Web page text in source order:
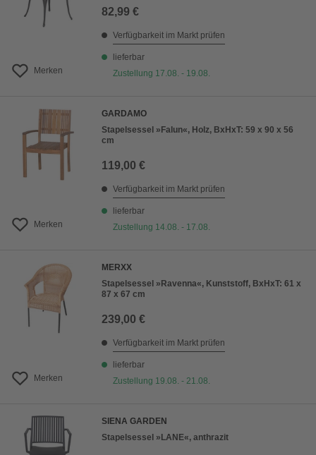
Merken
82,99 €
Verfügbarkeit im Markt prüfen
lieferbar
Zustellung 17.08. - 19.08.
Merken
GARDAMO
Stapelsessel »Falun«, Holz, BxHxT: 59 x 90 x 56
cm
119,00 €
Verfügbarkeit im Markt prüfen
lieferbar
Zustellung 14.08. - 17.08.
Merken
MERXX
Stapelsessel »Ravenna«, Kunststoff, BxHxT: 61 x
87 x 67 cm
239,00 €
Verfügbarkeit im Markt prüfen
lieferbar
Zustellung 19.08. - 21.08.
SIENA GARDEN
Stapelsessel »LANE«, anthrazit